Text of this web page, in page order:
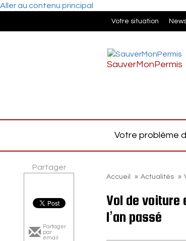
Aller au contenu principal
Votre situation
SauverMonPermis
Votre problème
Accueil » Actualités »
Vol de voiture
l’an passé
Partager
Partager
par
email